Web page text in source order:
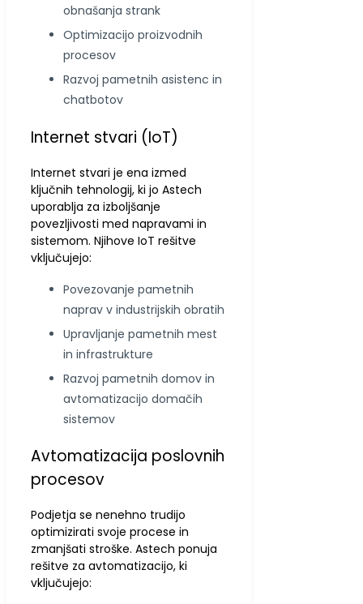
obnašanja strank
Optimizacijo proizvodnih
procesov
Razvoj pametnih asistenc in
chatbotov
Internet stvari (IoT)
Internet stvari je ena izmed
ključnih tehnologij, ki jo Astech
uporablja za izboljšanje
povezljivosti med napravami in
sistemom. Njihove IoT rešitve
vključujejo:
Povezovanje pametnih
naprav v industrijskih obratih
Upravljanje pametnih mest
in infrastrukture
Razvoj pametnih domov in
avtomatizacijo domačih
sistemov
Avtomatizacija poslovnih
procesov
Podjetja se nenehno trudijo
optimizirati svoje procese in
zmanjšati stroške. Astech ponuja
rešitve za avtomatizacijo, ki
vključujejo: